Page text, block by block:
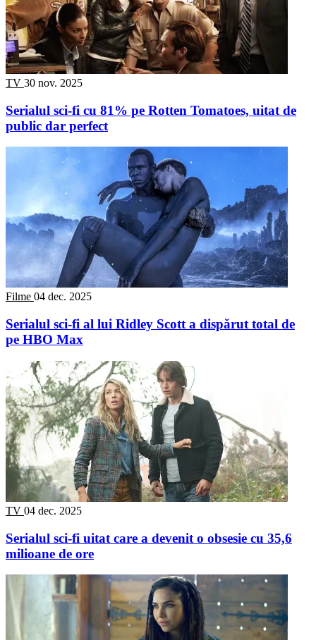
TV 30 nov. 2025
Serialul sci-fi cu 81% pe Rotten Tomatoes, uitat de
public dar perfect
Filme 04 dec. 2025
Serialul sci-fi al lui Ridley Scott a dispărut total de
pe HBO Max
TV 04 dec. 2025
Serialul sci-fi uitat care a devenit o obsesie cu 35,6
milioane de ore